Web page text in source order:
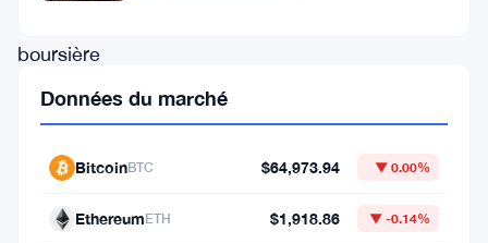
boursière
token
atteint
$1,14
Données du marché
BitcoinBTC $64,973.94 ▼ 0.00%
EthereumETH $1,918.86 ▼ -0.14%